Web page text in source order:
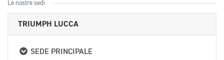
Le nostre sedi
TRIUMPH LUCCA
SEDE PRINCIPALE